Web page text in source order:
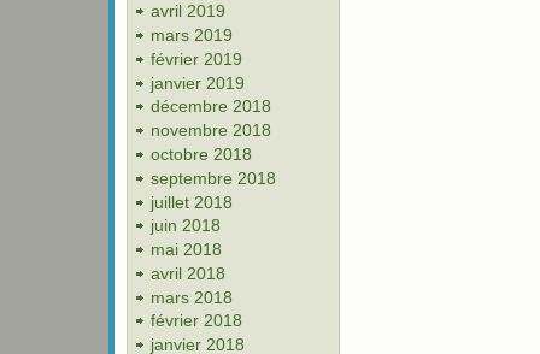
avril 2019
mars 2019
février 2019
janvier 2019
décembre 2018
novembre 2018
octobre 2018
septembre 2018
juillet 2018
juin 2018
mai 2018
avril 2018
mars 2018
février 2018
janvier 2018